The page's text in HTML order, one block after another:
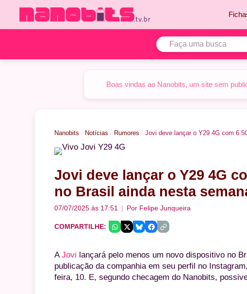
o
Boas vindas ao Nanobits, um site sem
Nanobits / Notícias / Rumores / Jovi deve lançar o Y29 4G com
Jovi deve lançar o Y29 4G
no Brasil ainda nesta
07/07/2025 às 17:51 Por Felipe Junqueira
COMPARTILHE:
AJovi lançará pelo menos um novo dispositivo no
publicação da companhia em seu perfil no
feira, 10. E, segundo checagem do Nanobits,